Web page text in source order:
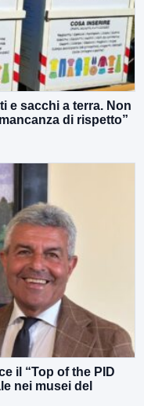
e sacchi a terra. Non
di rispetto”
il “Top of the PID
nei musei del